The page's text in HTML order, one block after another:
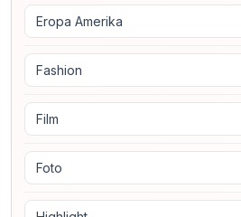
Eropa Amerika
Fashion
Film
Foto